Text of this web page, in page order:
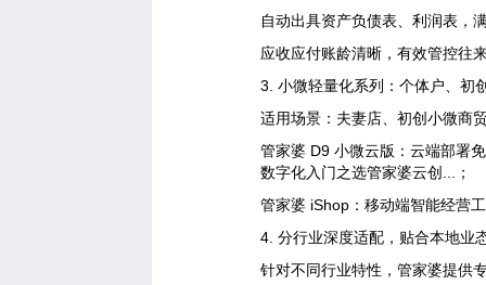
自动出具资产负债表、利润表，
应收应付账龄清晰，有效管控往
3. 小微轻量化系列：个体户、初
适用场景：夫妻店、初创小微商
管家婆 D9 小微云版：云端部署
数字化入门之选管家婆云创...；
管家婆 iShop：移动端智能经营
4. 分行业深度适配，贴合本地业
针对不同行业特性，管家婆提供